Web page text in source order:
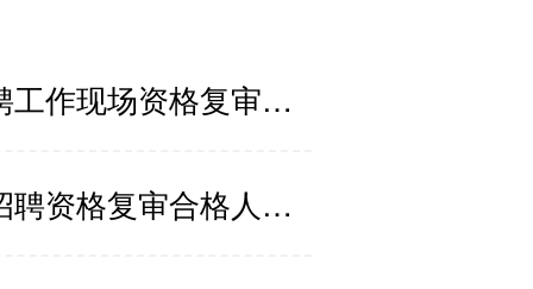
2023年广西贺州昭平县特岗教师招聘工作现场资格复审及考试公告
2023年广西南宁市武鸣区特岗教师招聘资格复审合格人员名单公告